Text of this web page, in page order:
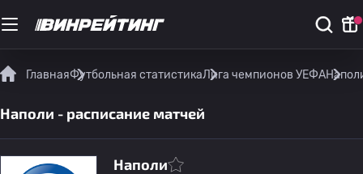
ГлавнаяФутбольная статистикаЛига чемпионов УЕФА
Наполи - расписание матчей
Наполи